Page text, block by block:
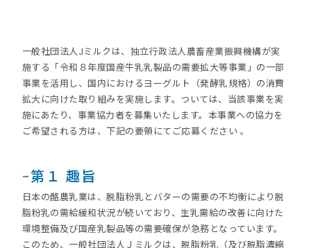
一般社団法人Jミルクは、独立行政法人農畜産業振興機構が実
施する「令和８年度国産牛乳乳製品の需要拡大等事業」の一部
事業を活用し、国内におけるヨーグルト（発酵乳規格）の消費
拡大に向けた取り組みを実施します。ついては、当該事業を実
施にあたり、事業協力者を募集いたします。本事業への協力を
ご希望される方は、下記の要領にてご応募ください 。
ｰ第１ 趣旨
日本の酪農乳業は、脱脂粉乳とバターの需要の不均衡により脱
脂粉乳の需給緩和状況が続いており、生乳需給の改善に向けた
環境整備及び国産乳製品等の需要確保が急務となっています。
このため、一般社団法人Ｊミルクは、脱脂粉乳（及び脱脂濃縮